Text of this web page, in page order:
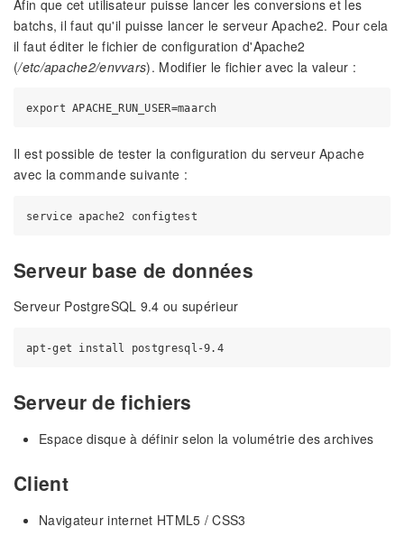
Afin que cet utilisateur puisse lancer les conversions et les
batchs, il faut qu'il puisse lancer le serveur Apache2. Pour cela
il faut éditer le fichier de configuration d'Apache2
(/etc/apache2/envvars). Modifier le fichier avec la valeur :
Il est possible de tester la configuration du serveur Apache
avec la commande suivante :
Serveur base de données
Serveur PostgreSQL 9.4 ou supérieur
Serveur de fichiers
Espace disque à définir selon la volumétrie des archives
Client
Navigateur internet HTML5 / CSS3